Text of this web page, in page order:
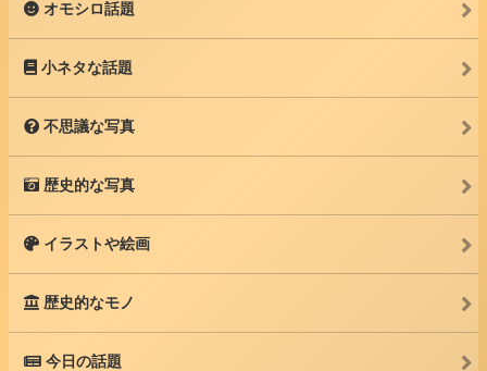
オモシロ話題
小ネタな話題
不思議な写真
歴史的な写真
イラストや絵画
歴史的なモノ
今日の話題